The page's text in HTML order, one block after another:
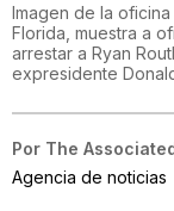
Imagen de la
Florida, muestra a
arrestar a Ryan
expresidente
Por The
Agencia de noticias